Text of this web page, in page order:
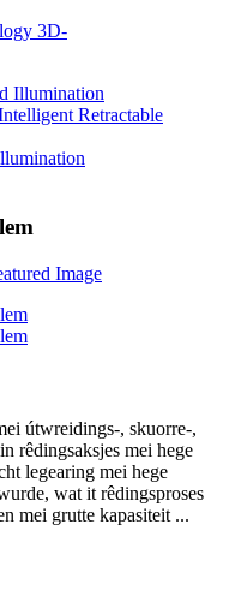
3D-
útwreidings-, skuorre-,
rêdingsaksjes mei hege
legearing mei hege
wat it rêdingsproses
mei grutte kapasiteit ...